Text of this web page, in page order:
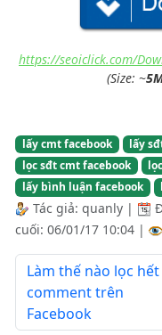
https://seoiclick.com/
(Size: ~
lấy cmt facebook
lấy
lọc sđt cmt facebook
lấy bình luận facebook
Tác giả: quanly |
cuối: 06/01/17 10:04 |
Làm thế nào lọc hết
comment trên
Facebook